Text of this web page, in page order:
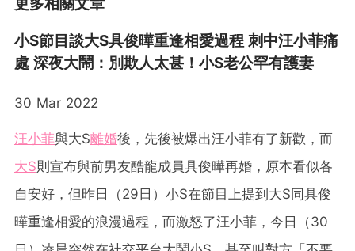
更多相關文章
小S節目談大S具俊曄重逢相愛過程 刺中汪小菲痛
處 深夜大鬧：別欺人太甚！小S老公罕有護妻
30 Mar 2022
汪小菲與大S離婚後，先後被爆出汪小菲有了新歡，而
大S則宣布與前男友酷龍成員具俊曄再婚，原本看似各
自安好，但昨日（29日）小S在節目上提到大S同具俊
曄重逢相愛的浪漫過程，而激怒了汪小菲，今日（30